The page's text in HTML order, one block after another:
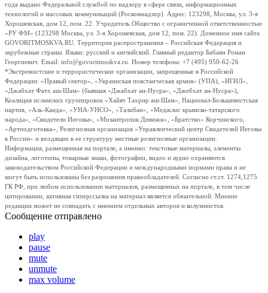
года выдано Федеральной службой по надзору в сфере связи, информационных
технологий и массовых коммуникаций (Роскомнадзор). Адрес: 123298, Москва, ул. 3-я
Хорошевская, дом 12, пом. 22. Учредитель Общество с ограниченной ответственностью
«РУ ФМ» (123298 Москва, ул. 3-я Хорошевская, дом 12, пом. 22). Доменное имя сайта
GOVORITMOSKVA.RU. Территория распространения – Российская Федерация и
зарубежные страны. Языки: русский и английский. Главный редактор Бабаян Роман
Георгиевич. Email: info@govoritmoskva.ru. Номер телефона: +7 (495) 950-62-26
*Экстремистские и террористические организации, запрещенные в Российской
Федерации: «Правый сектор», «Украинская повстанческая армия» (УПА), «ИГИЛ»,
«Джабхат Фатх аш-Шам» (бывшая «Джабхат ан-Нусра», «Джебхат ан-Нусра»),
Коалиция исламских группировок «Хайят Тахрир аш-Шам», Национал-Большевистская
партия, «Аль-Каида», «УНА-УНСО», «Талибан», «Меджлис крымско-татарского
народа», «Свидетели Иеговы», «Мизантропик Дивижн», «Братство» Корчинского,
«Артподготовка», Религиозная организация «Управленческий центр Свидетелей Иеговы
в России» и входящие в ее структуру местные религиозные организации.
Информация, размещенная на портале, а именно: текстовые материалы, элементы
дизайна, логотипы, товарные знаки, фотографии, видео и аудио охраняются
законодательством Российской Федерации и международными нормами права и не
могут быть использованы без разрешения правообладателей. Согласно ст.ст. 1274,1275
ГК РФ, при любом использовании материалов, размещенных на портале, в том числе
цитировании, активная гиперссылка на материал является обязательной. Мнение
редакции может не совпадать с мнением отдельных авторов и колумнистов.
Сообщение отправлено
play
pause
mute
unmute
max volume